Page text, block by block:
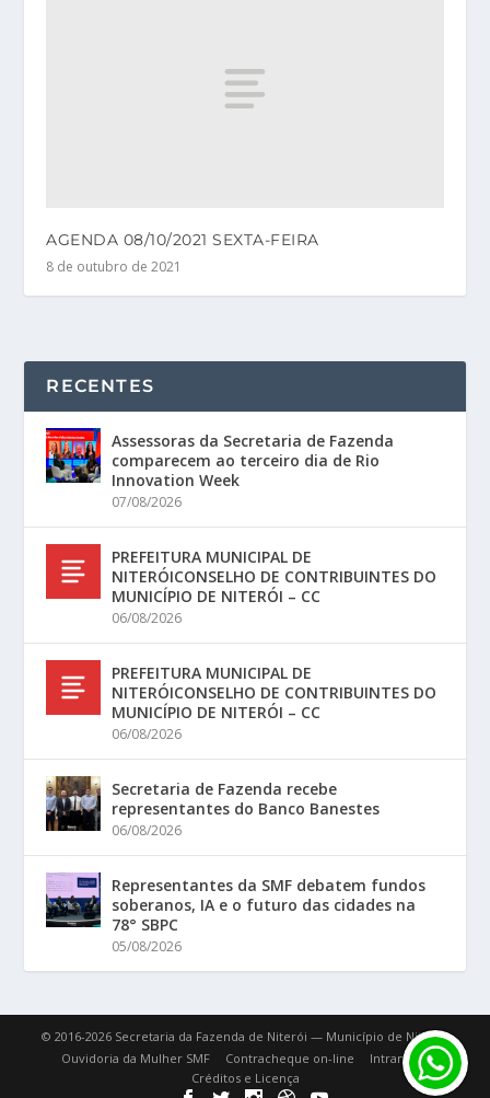
AGENDA 08/10/2021 SEXTA-FEIRA
8 de outubro de 2021
RECENTES
Assessoras da Secretaria de Fazenda
comparecem ao terceiro dia de Rio
Innovation Week
07/08/2026
PREFEITURA MUNICIPAL DE
NITERÓICONSELHO DE CONTRIBUINTES DO
MUNICÍPIO DE NITERÓI – CC
06/08/2026
PREFEITURA MUNICIPAL DE
NITERÓICONSELHO DE CONTRIBUINTES DO
MUNICÍPIO DE NITERÓI – CC
06/08/2026
Secretaria de Fazenda recebe
representantes do Banco Banestes
06/08/2026
Representantes da SMF debatem fundos
soberanos, IA e o futuro das cidades na
78° SBPC
05/08/2026
© 2016-2026 Secretaria da Fazenda de Niterói — Município de Niterói.
Ouvidoria da Mulher SMF
Contracheque on-line
Intranet
Créditos e Licença